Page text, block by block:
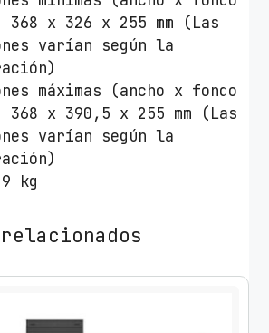
x 326 x 255 mm (Las
varían según la
máximas (ancho x fondo
x 390,5 x 255 mm (Las
varían según la
kg